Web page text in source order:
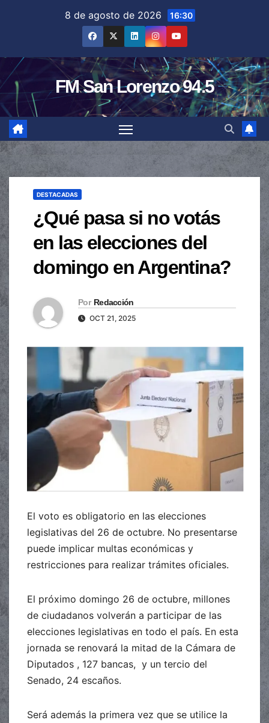
8 de agosto de 2026 16:30
FM San Lorenzo 94.5
DESTACADAS
¿Qué pasa si no votás
en las elecciones del
domingo en Argentina?
Por Redacción
OCT 21, 2025
El voto es obligatorio en las elecciones
legislativas del 26 de octubre. No presentarse
puede implicar multas económicas y
restricciones para realizar trámites oficiales.
El próximo domingo 26 de octubre, millones
de ciudadanos volverán a participar de las
elecciones legislativas en todo el país. En esta
jornada se renovará la mitad de la Cámara de
Diputados , 127 bancas, y un tercio del
Senado, 24 escaños.
Será además la primera vez que se utilice la